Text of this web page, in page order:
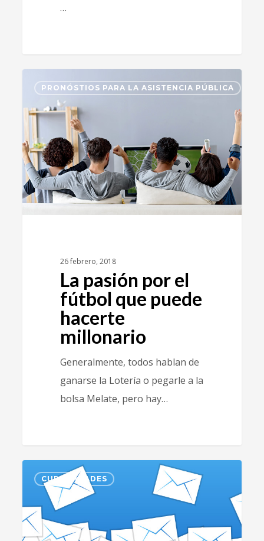
…
PRONÓSTIOS PARA LA ASISTENCIA PÚBLICA
26 febrero, 2018
La pasión por el
fútbol que puede
hacerte
millonario
Generalmente, todos hablan de
ganarse la Lotería o pegarle a la
bolsa Melate, pero hay…
2
CURIOSIDADES 2